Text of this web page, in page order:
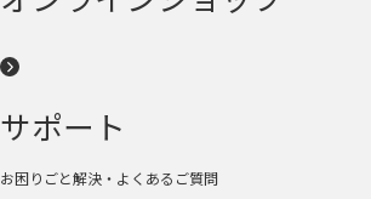
サポート
お困りごと解決・よくあるご質問